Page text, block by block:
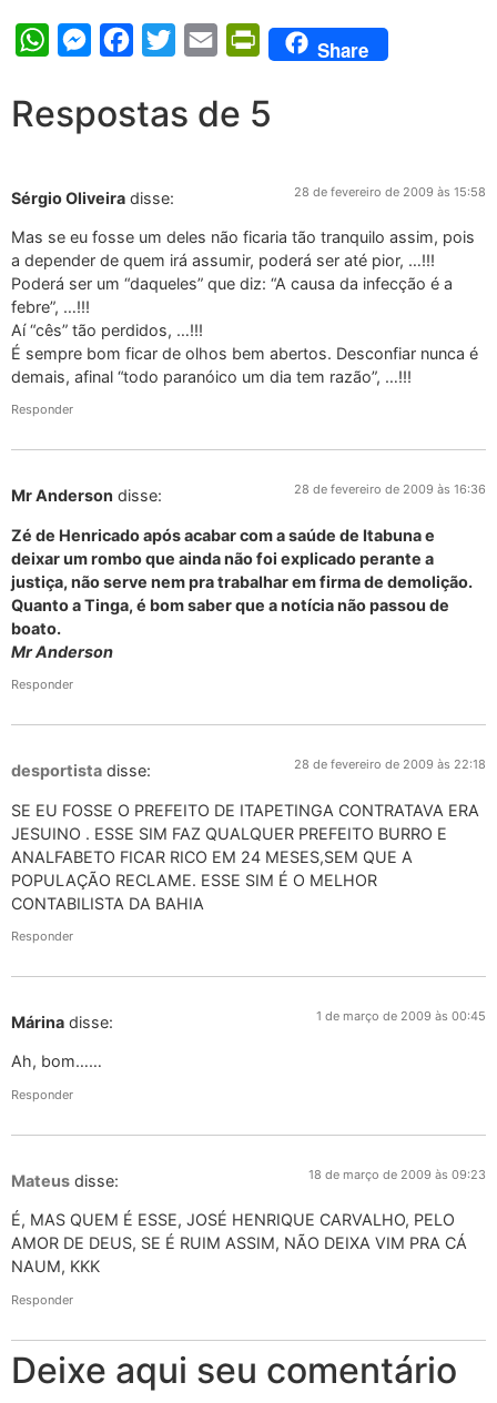
WhatsAppMessengerFacebook
Twitter Email PrintFriendly
Share
Respostas de 5
Sérgio Oliveira disse: 28 de fevereiro de 2009 às 15:58
Mas se eu fosse um deles não ficaria tão tranquilo assim, pois
a depender de quem irá assumir, poderá ser até pior, …!!!
Poderá ser um “daqueles” que diz: “A causa da infecção é a
febre”, …!!!
Aí “cês” tão perdidos, …!!!
É sempre bom ficar de olhos bem abertos. Desconfiar nunca é
demais, afinal “todo paranóico um dia tem razão”, …!!!
Responder
Mr Anderson disse: 28 de fevereiro de 2009 às 16:36
Zé de Henricado após acabar com a saúde de Itabuna e
deixar um rombo que ainda não foi explicado perante a
justiça, não serve nem pra trabalhar em firma de demolição.
Quanto a Tinga, é bom saber que a notícia não passou de
boato.
Mr Anderson
Responder
desportista disse: 28 de fevereiro de 2009 às 22:18
SE EU FOSSE O PREFEITO DE ITAPETINGA CONTRATAVA ERA
JESUINO . ESSE SIM FAZ QUALQUER PREFEITO BURRO E
ANALFABETO FICAR RICO EM 24 MESES,SEM QUE A
POPULAÇÃO RECLAME. ESSE SIM É O MELHOR
CONTABILISTA DA BAHIA
Responder
Márina disse: 1 de março de 2009 às 00:45
Ah, bom……
Responder
Mateus disse: 18 de março de 2009 às 09:23
É, MAS QUEM É ESSE, JOSÉ HENRIQUE CARVALHO, PELO
AMOR DE DEUS, SE É RUIM ASSIM, NÃO DEIXA VIM PRA CÁ
NAUM, KKK
Responder
Deixe aqui seu comentário